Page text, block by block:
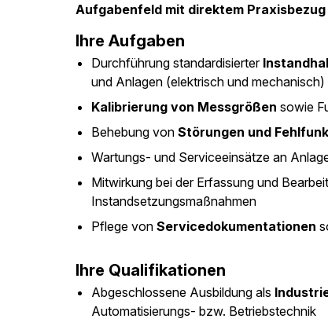
Aufgabenfeld mit direktem
Ihre Aufgaben
Durchführung standardisierter
und Anlagen (elektrisch und mechanisch)
Kalibrierung von Messgrößen sowie
Behebung von Störungen und
Wartungs- und Serviceeinsätze an
Mitwirkung bei der Erfassung und
Instandsetzungsmaßnahmen
Pflege von Servicedokumentationen
Ihre Qualifikationen
Abgeschlossene Ausbildung als
Automatisierungs- bzw. Betriebstechnik